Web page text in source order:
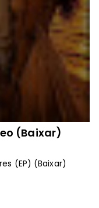
(Baixar)
(EP) (Baixar)